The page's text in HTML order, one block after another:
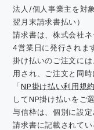
法人/個人事業主を対
翌月末請求書払い）
請求書は、株式会社
4営業日に発行されま
掛け払いのご注文に
用され、ご注文と同
「NP掛け払い利用規
してNP掛け払いをご
与信枠は、個別に設定
請求書に記載されて